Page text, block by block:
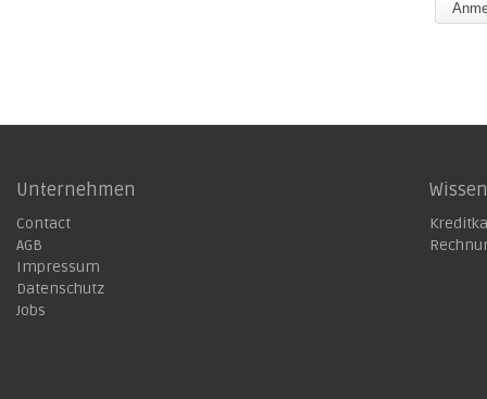
Unternehmen
Contact
AGB
Impressum
Datenschutz
Jobs
Wissen